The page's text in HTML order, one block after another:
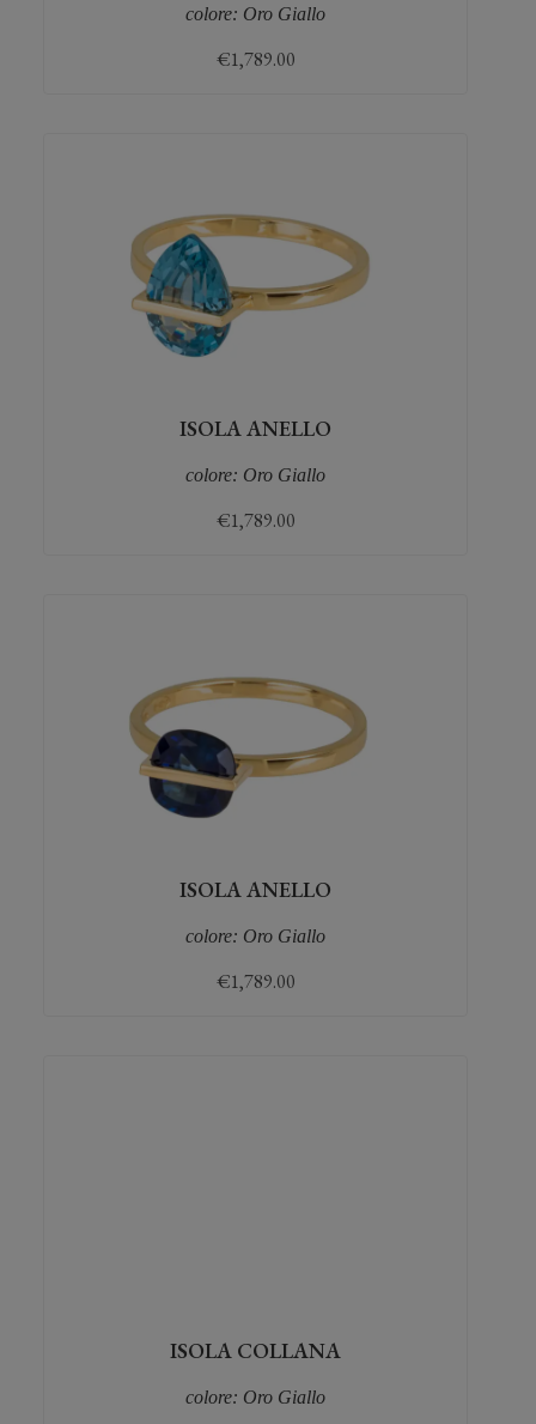
colore: Oro Giallo
€1,789.00
ISOLA ANELLO
colore: Oro Giallo
€1,789.00
ISOLA ANELLO
colore: Oro Giallo
€1,789.00
ISOLA COLLANA
colore: Oro Giallo